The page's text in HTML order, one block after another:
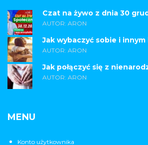
Czat na żywo z dnia 30
AUTOR: ARON
Jak wybaczyć sobie i
AUTOR: ARON
Jak połączyć się z
AUTOR: ARON
MENU
Konto użytkownika